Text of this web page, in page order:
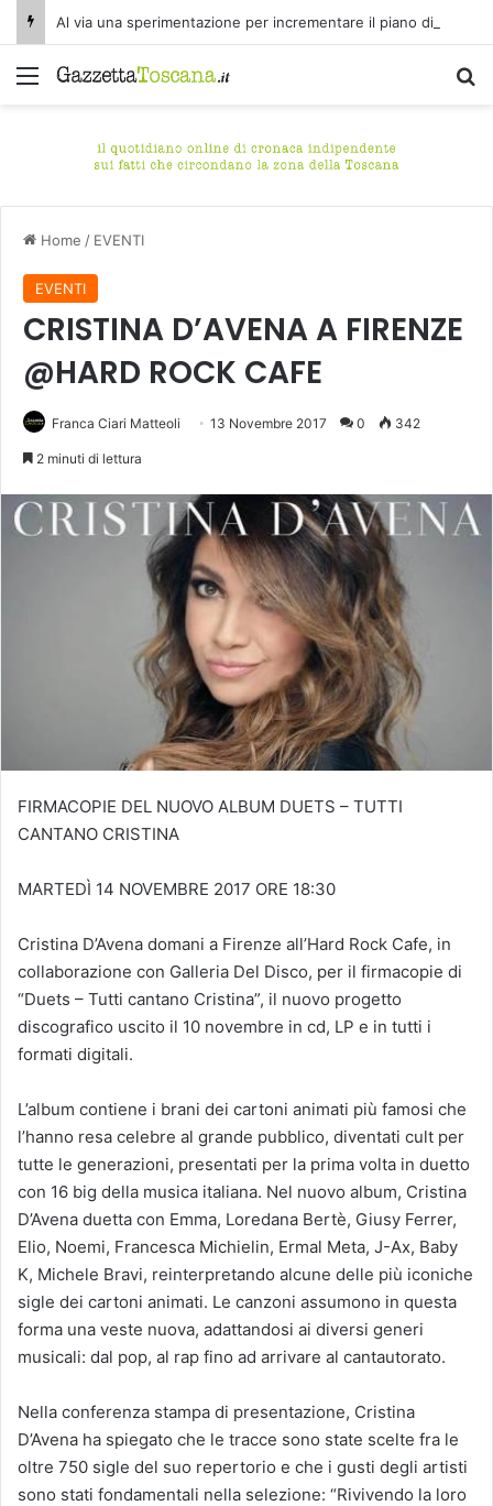
Menu
Home / EVENTI
EVENTI
CRISTINA D’AVENA A FIRENZE
@HARD ROCK CAFE
Franca Ciari Matteoli 13 Novembre 2017 0 342
2 minuti di lettura
FIRMACOPIE DEL NUOVO ALBUM DUETS – TUTTI
CANTANO CRISTINA
MARTEDÌ 14 NOVEMBRE 2017 ORE 18:30
Cristina D’Avena domani a Firenze all’Hard Rock Cafe, in
collaborazione con Galleria Del Disco, per il firmacopie di
“Duets – Tutti cantano Cristina”, il nuovo progetto
discografico uscito il 10 novembre in cd, LP e in tutti i
formati digitali.
L’album contiene i brani dei cartoni animati più famosi che
l’hanno resa celebre al grande pubblico, diventati cult per
tutte le generazioni, presentati per la prima volta in duetto
con 16 big della musica italiana. Nel nuovo album, Cristina
D’Avena duetta con Emma, Loredana Bertè, Giusy Ferrer,
Elio, Noemi, Francesca Michielin, Ermal Meta, J-Ax, Baby
K, Michele Bravi, reinterpretando alcune delle più iconiche
sigle dei cartoni animati. Le canzoni assumono in questa
forma una veste nuova, adattandosi ai diversi generi
musicali: dal pop, al rap fino ad arrivare al cantautorato.
Nella conferenza stampa di presentazione, Cristina
D’Avena ha spiegato che le tracce sono state scelte fra le
oltre 750 sigle del suo repertorio e che i gusti degli artisti
sono stati fondamentali nella selezione: “Rivivendo la loro